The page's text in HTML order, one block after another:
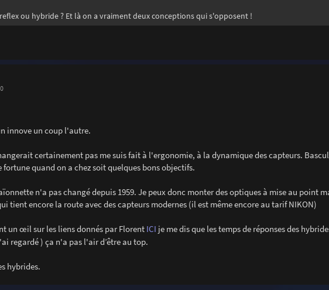
ou hybride ? Et là on a vraiment deux conceptions qui s'opposent !
innove un coup l'autre.
certainement pas me suis fait à l'ergonomie, à la dynamique des capteurs.
quand on a chez soit quelques bons objectifs.
n'a pas changé depuis 1959. Je peux donc monter des optiques à mise au point
tient encore la route avec des capteurs modernes (il est même encore au tarif NIKON)
un œil sur les liens donnés par Florent ICI je me dis que les temps de réponses des
regardé ) ça n'a pas l'air d’être au top.
hybrides.